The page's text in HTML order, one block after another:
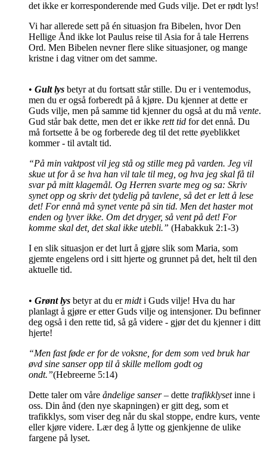
det ikke er korresponderende med Guds vilje. Det er rødt lys!
Vi har allerede sett på én situasjon fra Bibelen, hvor Den
Hellige Ånd ikke lot Paulus reise til Asia for å tale Herrens
Ord. Men Bibelen nevner flere slike situasjoner, og mange
kristne i dag vitner om det samme.
• Gult lys betyr at du fortsatt står stille. Du er i ventemodus,
men du er også forberedt på å kjøre. Du kjenner at dette er
Guds vilje, men på samme tid kjenner du også at du må vente.
Gud står bak dette, men det er ikke rett tid for det ennå. Du
må fortsette å be og forberede deg til det rette øyeblikket
kommer - til avtalt tid.
“På min vaktpost vil jeg stå og stille meg på varden. Jeg vil
skue ut for å se hva han vil tale til meg, og hva jeg skal få til
svar på mitt klagemål. Og Herren svarte meg og sa: Skriv
synet opp og skriv det tydelig på tavlene, så det er lett å lese
det! For ennå må synet vente på sin tid. Men det haster mot
enden og lyver ikke. Om det dryger, så vent på det! For
komme skal det, det skal ikke utebli.” (Habakkuk 2:1-3)
I en slik situasjon er det lurt å gjøre slik som Maria, som
gjemte engelens ord i sitt hjerte og grunnet på det, helt til den
aktuelle tid.
• Grønt lys betyr at du ermidti Guds vilje! Hva du har
planlagt å gjøre er etter Guds vilje og intensjoner. Du befinner
deg også i den rette tid, så gå videre - gjør det du kjenner i ditt
hjerte!
“Men fast føde er for de voksne, for dem som ved bruk har
øvd sine sanser opp til å skille mellom godt og
ondt.”(Hebreerne 5:14)
Dette taler om våre åndelige sanser– dette trafikklysetinne i
oss. Din ånd (den nye skapningen) er gitt deg, som et
trafikklys, som viser deg når du skal stoppe, endre kurs, vente
eller kjøre videre. Lær deg å lytte og gjenkjenne de ulike
fargene på lyset.